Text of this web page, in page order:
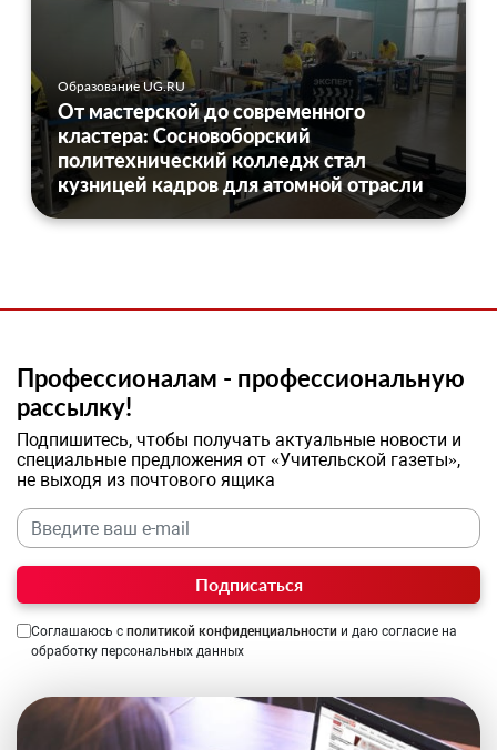
Образование UG.RU
От мастерской до современного
кластера: Сосновоборский
политехнический колледж стал
кузницей кадров для атомной отрасли
Профессионалам - профессиональную
рассылку!
Подпишитесь, чтобы получать актуальные новости и
специальные предложения от «Учительской газеты»,
не выходя из почтового ящика
Подписаться
Соглашаюсь с политикой конфиденциальности и даю согласие на
обработку персональных данных